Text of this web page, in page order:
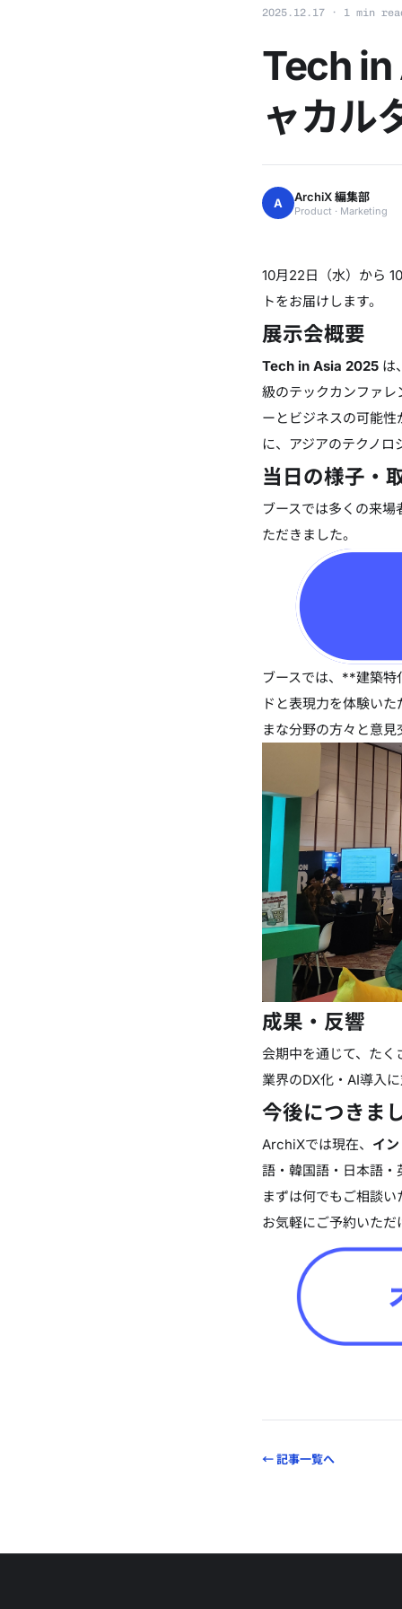
2025.12.17 · 1 min
Tech
ャカル
A ArchiX 編集部
Product · Marketing
10月22日（水）から
トをお届けします。
展示会概要
Tech in Asia 2025 は
級のテックカンファレ
ーとビジネスの可能
に、アジアのテクノ
当日の様子・
ブースでは多くの来
ただきました。
ブースでは、**建築
ドと表現力を体験い
まな分野の方々と意
成果・反響
会期中を通じて、たく
業界のDX化・AI導入
今後につきま
ArchiXでは現在、 イ
語・韓国語・日本語
まずは何でもご相談
お気軽にご予約いた
← 記事一覧へ